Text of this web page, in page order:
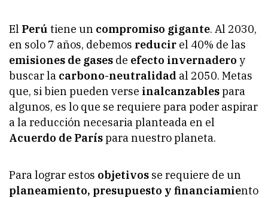
El Perú tiene un compromiso gigante. Al 2030,
en solo 7 años, debemos reducir el 40% de las
emisiones de gases de efecto invernadero y
buscar la carbono-neutralidad al 2050. Metas
que, si bien pueden verse inalcanzablespara
algunos, es lo que se requiere para poder aspirar
a la reducción necesaria planteada en el
Acuerdo de Paríspara nuestro planeta.
Para lograr estos objetivos se requiere de un
planeamiento, presupuesto y financiamiento